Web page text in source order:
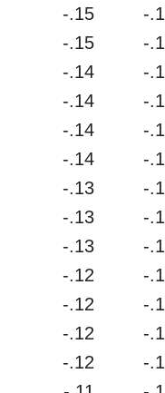
-.15
-
-.15
-
-.14
-
-.14
-
-.14
-
-.14
-
-.13
-
-.13
-
-.13
-
-.12
-
-.12
-
-.12
-
-.12
-